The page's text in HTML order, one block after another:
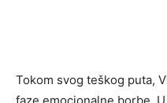
Tokom svog teškog puta,